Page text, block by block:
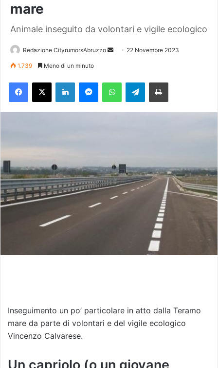
mare
Animale inseguito da volontari e vigile ecologico
Redazione CityrumorsAbruzzo
a
a
i
22 Novembre 2023
1.739 Meno di un minuto
Telegram
Inseguimento un po’ particolare in atto dalla Teramo
mare da parte di volontari e del vigile ecologico
Vincenzo Calvarese.